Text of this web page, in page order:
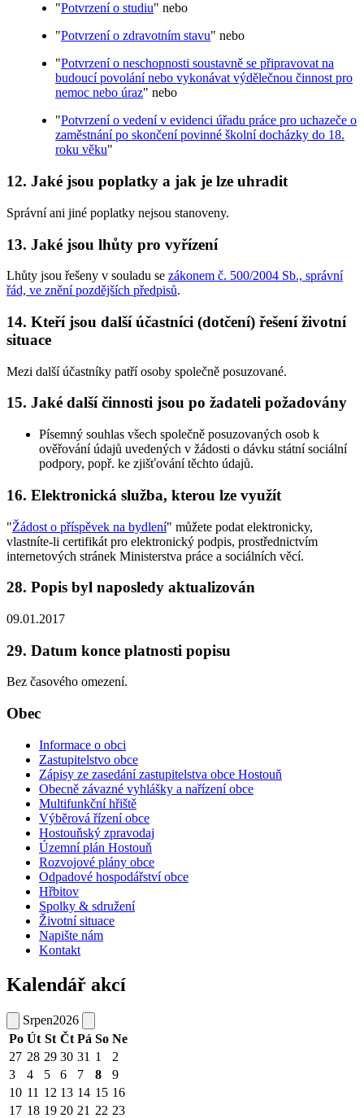
"Potvrzení o studiu" nebo
"Potvrzení o zdravotním stavu" nebo
"Potvrzení o neschopnosti soustavně se připravovat na
budoucí povolání nebo vykonávat výdělečnou činnost pro
nemoc nebo úraz" nebo
"Potvrzení o vedení v evidenci úřadu práce pro uchazeče o
zaměstnání po skončení povinné školní docházky do 18.
roku věku"
12. Jaké jsou poplatky a jak je lze uhradit
Správní ani jiné poplatky nejsou stanoveny.
13. Jaké jsou lhůty pro vyřízení
Lhůty jsou řešeny v souladu se zákonem č. 500/2004 Sb., správní
řád, ve znění pozdějších předpisů.
14. Kteří jsou další účastníci (dotčení) řešení životní
situace
Mezi další účastníky patří osoby společně posuzované.
15. Jaké další činnosti jsou po žadateli požadovány
Písemný souhlas všech společně posuzovaných osob k
ověřování údajů uvedených v žádosti o dávku státní sociální
podpory, popř. ke zjišťování těchto údajů.
16. Elektronická služba, kterou lze využít
"Žádost o příspěvek na bydlení" můžete podat elektronicky,
vlastníte-li certifikát pro elektronický podpis, prostřednictvím
internetových stránek Ministerstva práce a sociálních věcí.
28. Popis byl naposledy aktualizován
09.01.2017
29. Datum konce platnosti popisu
Bez časového omezení.
Obec
Informace o obci
Zastupitelstvo obce
Zápisy ze zasedání zastupitelstva obce Hostouň
Obecně závazné vyhlášky a nařízení obce
Multifunkční hřiště
Výběrová řízení obce
Hostouňský zpravodaj
Územní plán Hostouň
Rozvojové plány obce
Odpadové hospodářství obce
Hřbitov
Spolky & sdružení
Životní situace
Napište nám
Kontakt
Kalendář akcí
Srpen2026
Po Út St Čt Pá So Ne
27 28 29 30 31 1
2
3
4 5 6 7 8
9
10 11 12 13 14 15 16
17 18 19 20 21 22 23